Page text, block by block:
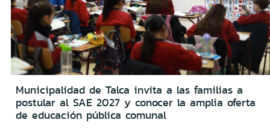
Municipalidad de Talca invita a las familias a
postular al SAE 2027 y conocer la amplia oferta
de educación pública comunal